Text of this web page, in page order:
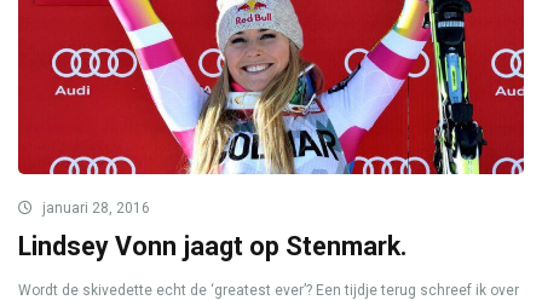
januari 28, 2016
Lindsey Vonn jaagt op Stenmark.
Wordt de skivedette echt de ‘greatest ever’? Een tijdje terug schreef ik over